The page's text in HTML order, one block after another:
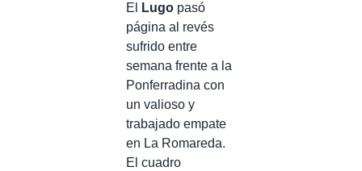
El Lugo pasó
página al revés
sufrido entre
semana frente a la
Ponferradina con
un valioso y
trabajado empate
en La Romareda.
El cuadro